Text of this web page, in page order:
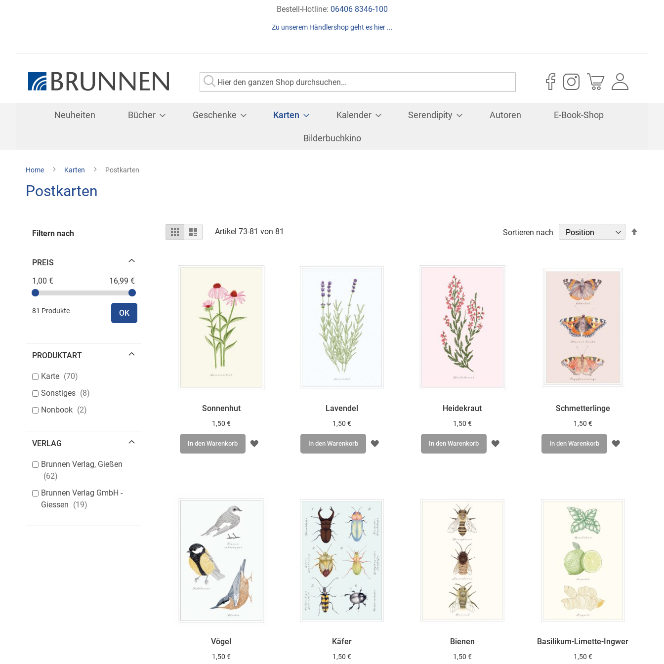
Direkt
Inhalt
Bestell-Hotline: 06406 8346-100
Zu unserem Händlershop geht es hier ...
Suche
Suche
Mein Warenkorb
Neuheiten Bücher Geschenke Karten Kalender Serendipity Autoren E-Book-Shop
Bilderbuchkino
Home Karten Postkarten
Postkarten
Ansicht
als
RasterListe Artikel73-81 von 81 Sortieren nach
Sonnenhut
1,50 €
In den Warenkorb ZUR
Lavendel
1,50 €
In den Warenkorb ZUR
Heidekraut
1,50 €
In den Warenkorb ZUR
Schmetterlinge
1,50 €
In den Warenkorb ZUR
Vögel
1,50 €
Käfer
1,50 €
Bienen
1,50 €
Basilikum-Limette-Ingwer
1,50 €
Filtern nach
PREIS
1,00 €
16,99 €
81 Produkte OK
PRODUKTART
Karte
70
Sonstiges
8
Nonbook
2
VERLAG
Brunnen Verlag, Gießen
62
Brunnen Verlag GmbH -
Giessen
19